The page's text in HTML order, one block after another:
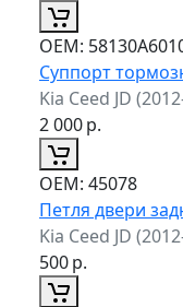
ОЕМ:
Суппорт
Kia Ceed JD
2 000р.
ОЕМ: 45078
Петля двери
Kia Ceed JD
500р.